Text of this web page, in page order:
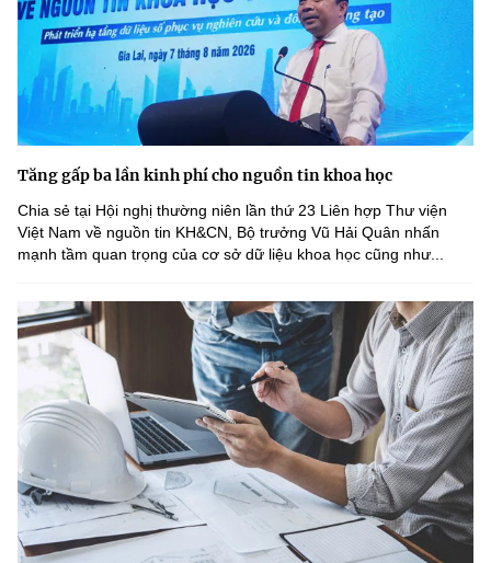
Tăng gấp ba lần kinh phí cho nguồn tin khoa học
Chia sẻ tại Hội nghị thường niên lần thứ 23 Liên hợp Thư viện
Việt Nam về nguồn tin KH&CN, Bộ trưởng Vũ Hải Quân nhấn
mạnh tầm quan trọng của cơ sở dữ liệu khoa học cũng như...